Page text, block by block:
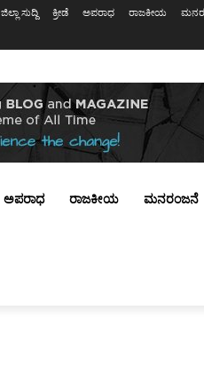
ಜಿಲ್ಲಾ ಸುದ್ದಿ ಕ್ರೀಡೆ ಅಪರಾಧ ರಾಜಕೀಯ
ಅಪರಾಧ ರಾಜಕೀಯ ಮನರಂಜನೆ